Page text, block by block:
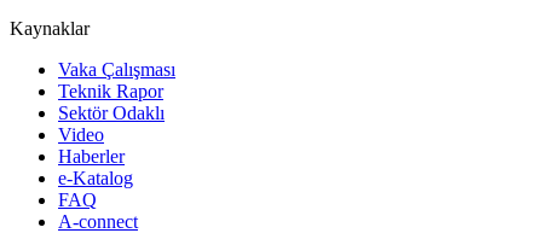
Kaynaklar
Vaka Çalışması
Teknik Rapor
Sektör Odaklı
Video
Haberler
e-Katalog
FAQ
A-connect